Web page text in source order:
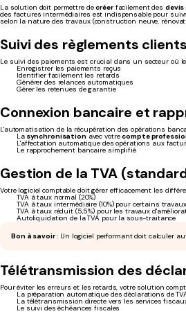
La solution doit permettre decréerfacilement des
des factures intermédiaires est indispensable pour
selon la nature des travaux (construction neuve,
Suivi des règlements
Le suivi des paiements est crucial dans un secteur où
Enregistrer les paiements reçus
Identifier facilement les retards
Générer des relances automatiques
Gérer les retenues de garantie
Connexion bancaire et
L'automatisation de la récupération des opérations
Lasynchronisationavec votrecompte
L'affectation automatique des opérations aux
Le rapprochement bancaire simplifié
Gestion de la TVA
Votre logiciel comptable doit gérer efficacement les
TVA à taux normal (20%)
TVA à taux intermédiaire (10%) pour certains
TVA à taux réduit (5,5%) pour les travaux
Autoliquidation de la TVA pour la sous-traitance
Bon à savoir: Un logiciel performant doit calculer
Télétransmission des
Pour éviter les erreurs et les retards, votre solution
La préparation automatique des déclarations de
La télétransmission directe vers les services
Le suivi des échéances fiscales